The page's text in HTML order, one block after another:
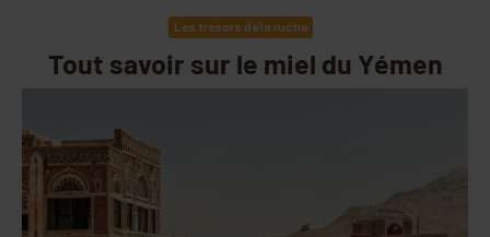
Les trésors de la ruche
Tout savoir sur le miel du Yémen